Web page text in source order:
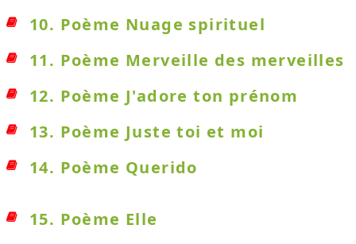
10. Poème Nuage spirituel
11. Poème Merveille des merveilles
12. Poème J'adore ton prénom
13. Poème Juste toi et moi
14. Poème Querido
15. Poème Elle